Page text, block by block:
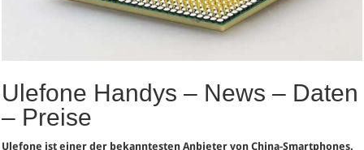
Ulefone Handys – News – Daten
– Preise
Ulefone ist einer der bekanntesten Anbieter von China-Smartphones.